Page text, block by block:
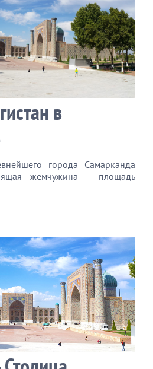
в
города Самарканда
жемчужина – площадь